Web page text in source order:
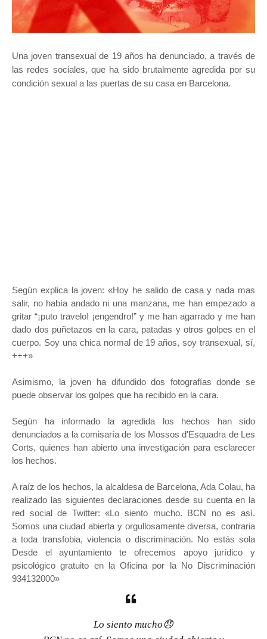
Una joven transexual de 19 años ha denunciado, a través de
las redes sociales, que ha sido brutalmente agredida por su
condición sexual a las puertas de su casa en Barcelona.
Según explica la joven: «Hoy he salido de casa y nada mas
salir, no había andado ni una manzana, me han empezado a
gritar “¡puto travelo! ¡engendro!” y me han agarrado y me han
dado dos puñetazos en la cara, patadas y otros golpes en el
cuerpo. Soy una chica normal de 19 años, soy transexual, sí,
+++»
Asimismo, la joven ha difundido dos fotografías donde se
puede observar los golpes que ha recibido en la cara.
Según ha informado la agredida los hechos han sido
denunciados a la comisaría de los Mossos d'Esquadra de Les
Corts, quienes han abierto una investigación para esclarecer
los hechos.
A raíz de los hechos, la alcaldesa de Barcelona, Ada Colau, ha
realizado las siguientes declaraciones desde su cuenta en la
red social de Twitter: «Lo siento mucho. BCN no es así.
Somos una ciudad abierta y orgullosamente diversa, contraria
a toda transfobia, violencia o discriminación. No estás sola
Desde el ayuntamiento te ofrecemos apoyo jurídico y
psicológico gratuito en la Oficina por la No Discriminación
934132000»
Lo siento mucho😞